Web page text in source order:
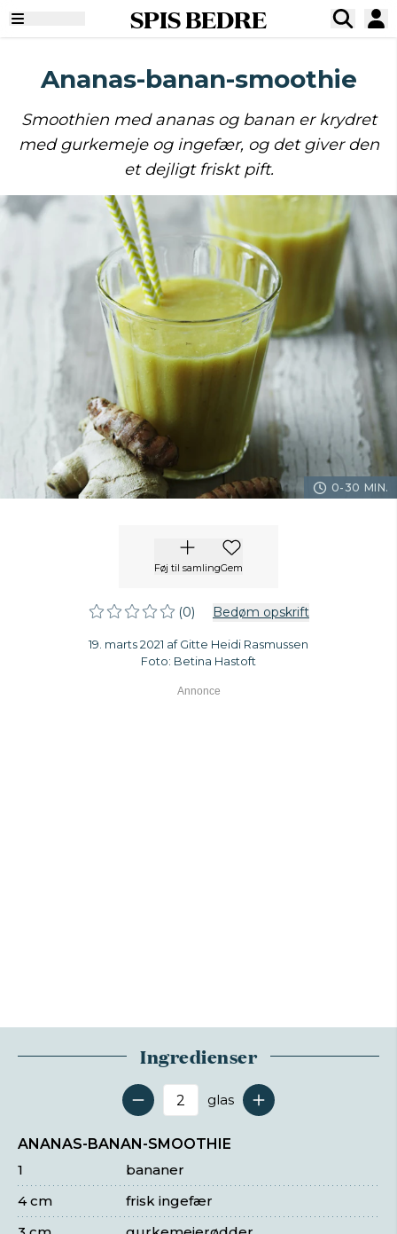
SPIS BEDRE
Ananas-banan-smoothie
Smoothien med ananas og banan er krydret
med gurkemeje og ingefær, og det giver den
et dejligt friskt pift.
0-30 MIN.
Føj til samlingGem
(0) Bedøm opskrift
19. marts 2021 af Gitte Heidi Rasmussen
Foto: Betina Hastoft
Ingredienser
Antal serveringer
glas
ANANAS-BANAN-SMOOTHIE
bananer
1
frisk ingefær
4 cm